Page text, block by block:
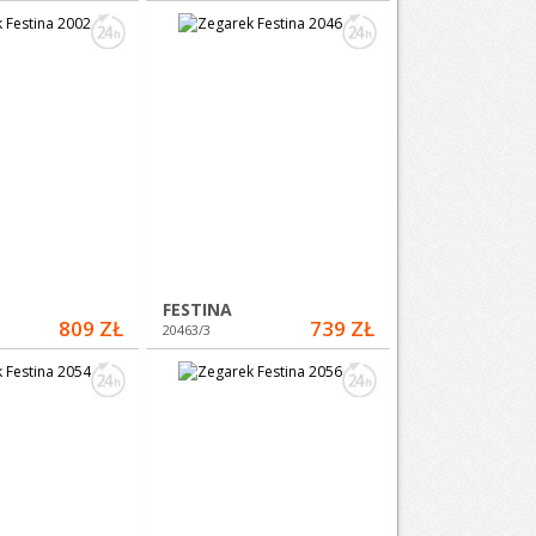
809 ZŁ
FESTINA
739 ZŁ
20463/3